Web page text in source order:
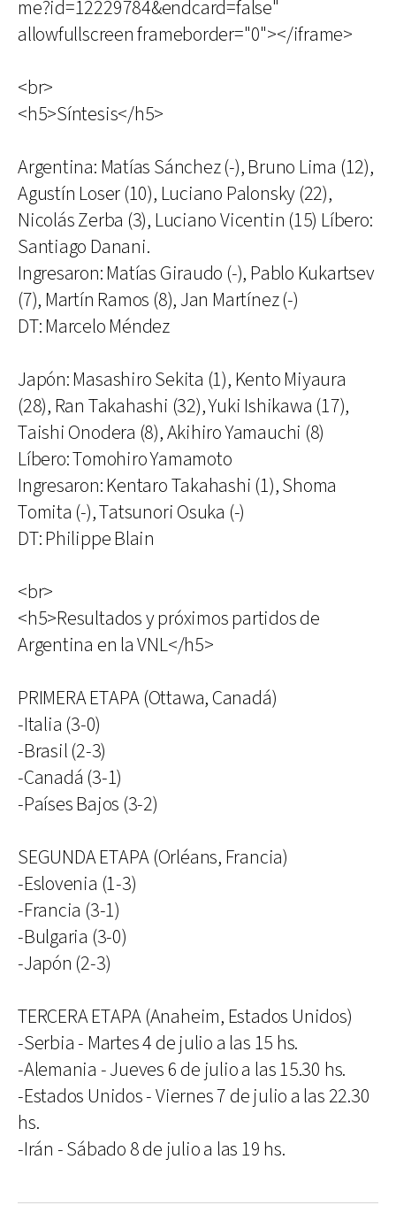
me?id=12229784&endcard=false"
allowfullscreen frameborder="0"></iframe>
<br>
<h5>Síntesis</h5>
Argentina: Matías Sánchez (-), Bruno Lima (12),
Agustín Loser (10), Luciano Palonsky (22),
Nicolás Zerba (3), Luciano Vicentin (15) Líbero:
Santiago Danani.
Ingresaron: Matías Giraudo (-), Pablo Kukartsev
(7), Martín Ramos (8), Jan Martínez (-)
DT: Marcelo Méndez
Japón: Masashiro Sekita (1), Kento Miyaura
(28), Ran Takahashi (32), Yuki Ishikawa (17),
Taishi Onodera (8), Akihiro Yamauchi (8)
Líbero: Tomohiro Yamamoto
Ingresaron: Kentaro Takahashi (1), Shoma
Tomita (-), Tatsunori Osuka (-)
DT: Philippe Blain
<br>
<h5>Resultados y próximos partidos de
Argentina en la VNL</h5>
PRIMERA ETAPA (Ottawa, Canadá)
-Italia (3-0)
-Brasil (2-3)
-Canadá (3-1)
-Países Bajos (3-2)
SEGUNDA ETAPA (Orléans, Francia)
-Eslovenia (1-3)
-Francia (3-1)
-Bulgaria (3-0)
-Japón (2-3)
TERCERA ETAPA (Anaheim, Estados Unidos)
-Serbia - Martes 4 de julio a las 15 hs.
-Alemania - Jueves 6 de julio a las 15.30 hs.
-Estados Unidos - Viernes 7 de julio a las 22.30
hs.
-Irán - Sábado 8 de julio a las 19 hs.